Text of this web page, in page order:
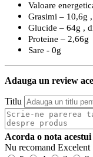
Valoare
Grasimi – 10,6g
Glucide – 64g ,
Proteine – 2,66g
Sare - 0g
Adauga un review
Titlu
Acorda o nota
Nu recomand Excelent